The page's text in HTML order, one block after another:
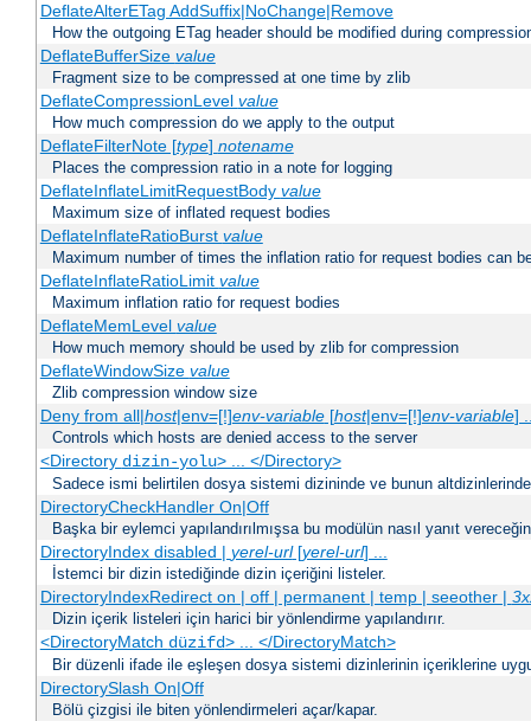
DeflateAlterETag AddSuffix|NoChange|Remove
How the outgoing ETag header should be modified during
DeflateBufferSize value
Fragment size to be compressed at one time by zlib
DeflateCompressionLevel value
How much compression do we apply to the output
DeflateFilterNote [type] notename
Places the compression ratio in a note for logging
DeflateInflateLimitRequestBody value
Maximum size of inflated request bodies
DeflateInflateRatioBurst value
Maximum number of times the inflation ratio for request bodies can
DeflateInflateRatioLimit value
Maximum inflation ratio for request bodies
DeflateMemLevel value
How much memory should be used by zlib for compression
DeflateWindowSize value
Zlib compression window size
Deny from all|host|env=[!]env-variable[host|env=[!]env-variable]
Controls which hosts are denied access to the server
<Directory dizin-yolu> ... </Directory>
Sadece ismi belirtilen dosya sistemi dizininde ve bunun
DirectoryCheckHandler On|Off
Başka bir eylemci yapılandırılmışsa bu modülün nasıl yanıt
DirectoryIndex disabled | yerel-url[yerel-url] ...
İstemci bir dizin istediğinde dizin içeriğini listeler.
DirectoryIndexRedirect on | off | permanent | temp | seeother |
Dizin içerik listeleri için harici bir yönlendirme yapılandırır.
<DirectoryMatch düzifd> ... </DirectoryMatch>
Bir düzenli ifade ile eşleşen dosya sistemi dizinlerinin içeriklerine
DirectorySlash On|Off
Bölü çizgisi ile biten yönlendirmeleri açar/kapar.